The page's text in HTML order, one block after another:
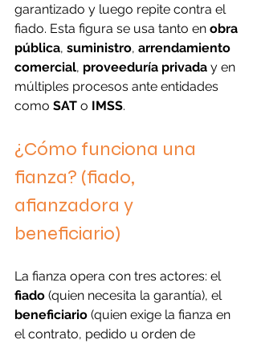
garantizado y luego repite contra el
fiado. Esta figura se usa tanto en obra
pública, suministro, arrendamiento
comercial, proveeduría privada y en
múltiples procesos ante entidades
como SAT o IMSS.
¿Cómo funciona una
fianza? (fiado,
afianzadora y
beneficiario)
La fianza opera con tres actores: el
fiado (quien necesita la garantía), el
beneficiario (quien exige la fianza en
el contrato, pedido u orden de